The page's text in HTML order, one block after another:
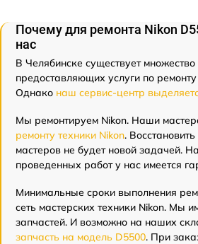
Почему для ремонта Nikon
нас
В Челябинске существует
предоставляющих услуги по
Однако наш сервис-центр
Мы ремонтируем Nikon. Наши
ремонту техники Nikon.
мастеров не будет новой задачей.
проведенных работ у нас имеется
Минимальные сроки выполнения
сеть мастерских техники Nikon. Мы
запчастей. И возможно на наших
запчасть на модель D5500. При